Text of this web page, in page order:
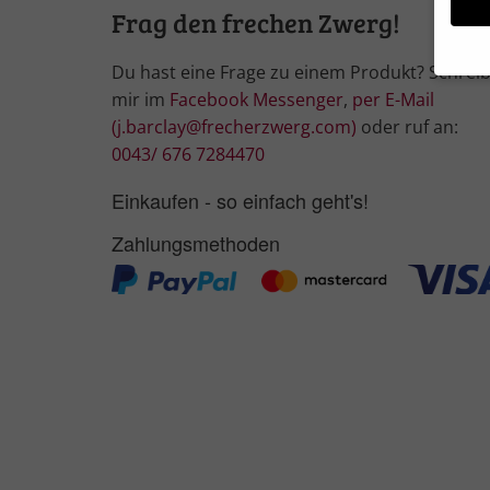
Frag den frechen Zwerg!
Du hast eine Frage zu einem Produkt?
mir im Facebook Messenger, per E-Mail
(j.barclay@frecherzwerg.com) oder ruf an:
0043/ 676 7284470
Einkaufen - so einfach geht's!
Zahlungsmethoden
Wir